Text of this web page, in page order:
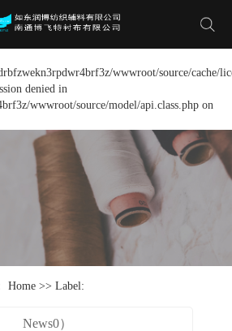
wwwroot/source/cache/
denied in
wwwroot/source/model/api.class.php on
Home>> Label:
News0）